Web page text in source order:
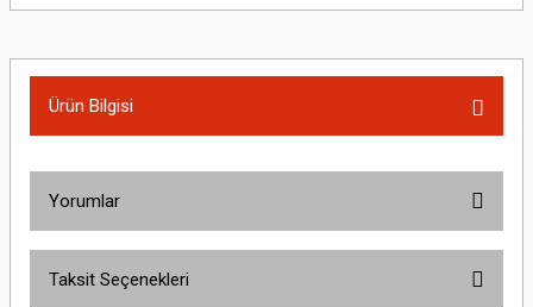
Ürün Bilgisi
Yorumlar
Taksit Seçenekleri